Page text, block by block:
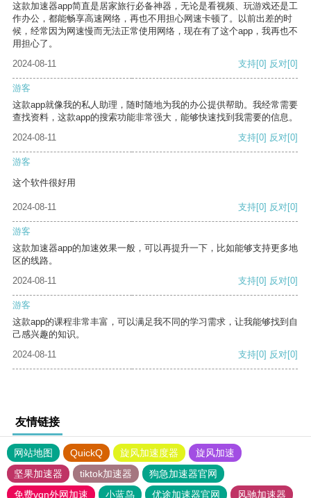
这款加速器app简直是居家旅行必备神器，无论是看视频、玩游戏还是工
作办公，都能畅享高速网络，再也不用担心网速卡顿了。以前出差的时
候，经常因为网速慢而无法正常使用网络，现在有了这个app，我再也不
用担心了。
2024-08-11
支持[0] 反对[0]
游客
这款app就像我的私人助理，随时随地为我的办公提供帮助。我经常需要
查找资料，这款app的搜索功能非常强大，能够快速找到我需要的信息。
2024-08-11
支持[0] 反对[0]
游客
这个软件很好用
2024-08-11 支持[0] 反对[0]
游客
这款加速器app的加速效果一般，可以再提升一下，比如能够支持更多地
区的线路。
2024-08-11
支持[0] 反对[0]
游客
这款app的课程非常丰富，可以满足我不同的学习需求，让我能够找到自
己感兴趣的知识。
2024-08-11
支持[0] 反对[0]
友情链接
网站地图 QuickQ 旋风加速度器
旋风加速
坚果加速器
tiktok加速器
狗急加速器官网
免费vqn外网加速
小蓝鸟 优途加速器官网
风驰加速器